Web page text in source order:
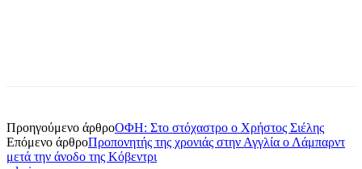
Προηγούμενο άρθροΟΦΗ: Στο στόχαστρο ο Χρήστος Σιέλης
Επόμενο άρθροΠροπονητής της χρονιάς στην Αγγλία ο Λάμπαρντ
μετά την άνοδο της Κόβεντρι